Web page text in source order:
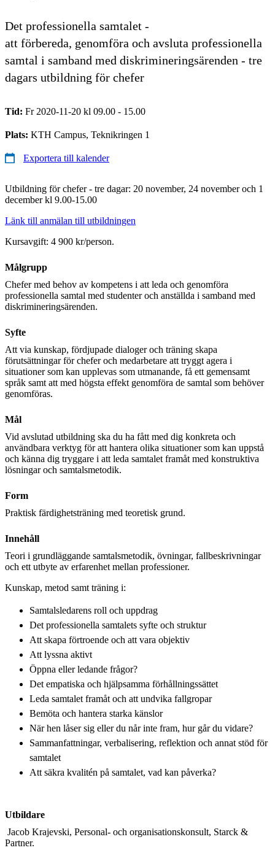
Det professionella samtalet -
att förbereda, genomföra och avsluta professionella
samtal i samband med diskrimineringsärenden - tre
dagars utbildning för chefer
Tid: Fr 2020-11-20 kl 09.00 - 15.00
Plats: KTH Campus, Teknikringen 1
Exportera till kalender
Utbildning för chefer - tre dagar: 20 november, 24 november och 1
december kl 9.00-15.00
Länk till anmälan till utbildningen
Kursavgift: 4 900 kr/person.
Målgrupp
Chefer med behov av kompetens i att leda och genomföra
professionella samtal med studenter och anställda i samband med
diskrimineringsärenden.
Syfte
Att via kunskap, fördjupade dialoger och träning skapa
förutsättningar för chefer och medarbetare att tryggt agera i
situationer som kan upplevas som utmanande, få ett gemensamt
språk samt att med högsta effekt genomföra de samtal som behöver
genomföras.
Mål
Vid avslutad utbildning ska du ha fått med dig konkreta och
användbara verktyg för att hantera olika situationer som kan uppstå
och känna dig tryggare i att leda samtalet framåt med konstruktiva
lösningar och samtalsmetodik.
Form
Praktisk färdighetsträning med teoretisk grund.
Innehåll
Teori i grundläggande samtalsmetodik, övningar, fallbeskrivningar
och ett utbyte av erfarenhet mellan professioner.
Kunskap, metod samt träning i:
Samtalsledarens roll och uppdrag
Det professionella samtalets syfte och struktur
Att skapa förtroende och att vara objektiv
Att lyssna aktivt
Öppna eller ledande frågor?
Det empatiska och hjälpsamma förhållningssättet
Leda samtalet framåt och att undvika fallgropar
Bemöta och hantera starka känslor
När hen låser sig eller du når inte fram, hur går du vidare?
Sammanfattningar, verbalisering, reflektion och annat stöd för
samtalet
Att säkra kvalitén på samtalet, vad kan påverka?
Utbildare
Jacob Krajevski, Personal- och organisationskonsult, Starck &
Partner.